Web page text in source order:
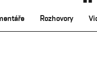
Rozhovory